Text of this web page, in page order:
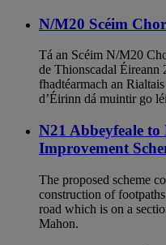
N/M20 Scéim
Tá an Scéim N/M20
de Thionscadal Éireann
fhadtéarmach an
d’Éirinn dá muintir go
N21 Abbeyfeale
Improvement
The proposed scheme
construction of
road which is on a
Mahon.